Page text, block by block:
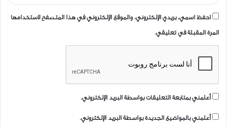
احفظ اسمي، بريدي الإلكتروني، والموقع الإلكتروني في هذا المتصفح لاستخدامها
المرة المقبلة في تعليقي.
أعلمني بمتابعة التعليقات بواسطة البريد الإلكتروني.
أعلمني بالمواضيع الجديدة بواسطة البريد الإلكتروني.